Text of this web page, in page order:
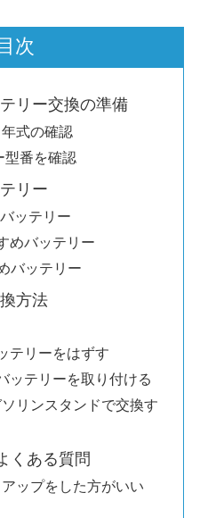
目次
リー交換の準備
式の確認
番を確認
リー
ッテリー
めバッテリー
バッテリー
方法
テリーをはずす
ッテリーを取り付ける
リンスタンドで交換す
くある質問
ップをした方がいい